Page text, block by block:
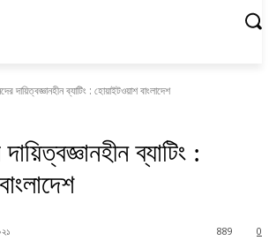
দায়িত্বজ্ঞানহীন ব্যাটিং : হোয়াইটওয়াশ বাংলাদেশ
ব্যাটিং :
0
889